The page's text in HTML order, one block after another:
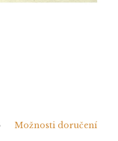
Možnosti doručení